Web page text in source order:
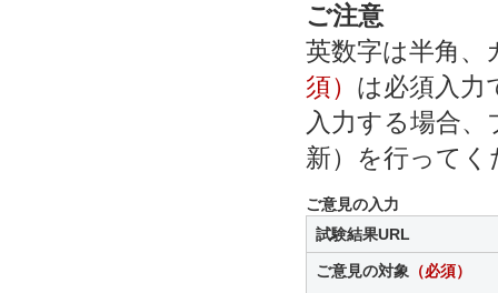
ご注意
英数字は半角
須） は必須入力
入力する場合
新）を行ってく
ご意見の入力
試験結果URL
ご意見の対象 （必須）